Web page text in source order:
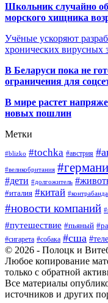
Школьник случайно
морского хищника
Учёные ускоряют
хронических вирусных
В Беларуси пока не
ограничения для
В мире растет
новых пошлин
Метки
#blizko #tochka #австрия
#великобритания
#дети #долгожитель
#италия #китай #контрабанда
#новости компаний
#путешествие #пьяный
#сигарета #собака #сша
© 2026 - Полоцк и
Любое копирование
только с обратной
Все материалы
источников и других